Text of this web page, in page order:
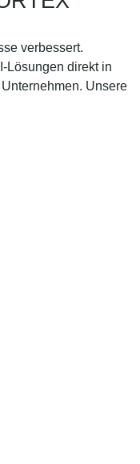
verbessert.
Lösungen direkt in
Unsere